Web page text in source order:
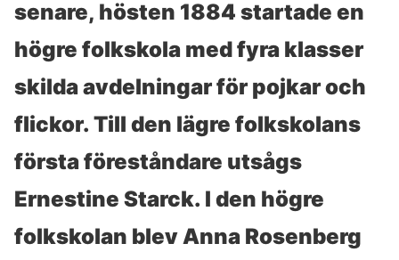
senare, hösten 1884 startade en
högre folkskola med fyra klasser
skilda avdelningar för pojkar och
flickor. Till den lägre folkskolans
första föreståndare utsågs
Ernestine Starck. I den högre
folkskolan blev Anna Rosenberg